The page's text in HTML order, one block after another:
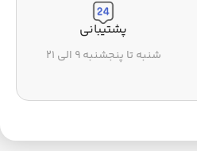
پشتیبانی
شنبه تا پنجشنبه ۹ الی ۲۱